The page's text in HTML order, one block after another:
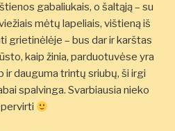
gabaliukais, o šaltąją – su
mėtų lapeliais, vištieną iš
grietinėlėje – bus dar ir karštas
kaip žinia, parduotuvėse yra
ir dauguma trintų sriubų, ši irgi
spalvinga. Svarbiausia nieko